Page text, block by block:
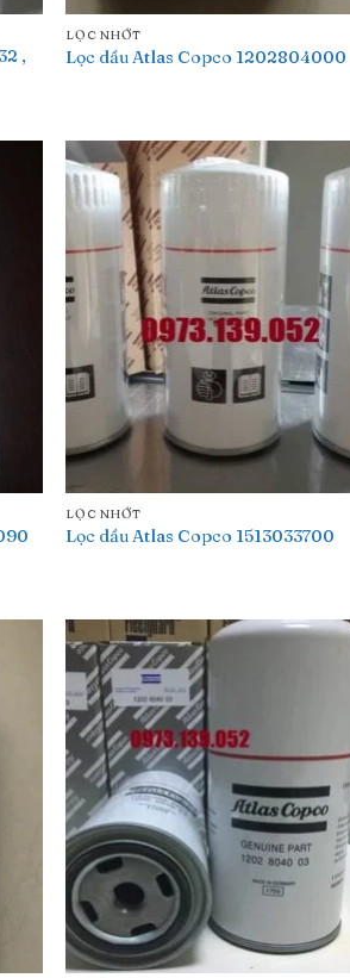
,
LỌC NHỚT
Lọc dầu Atlas Copco 1202804000
LỌC NHỚT
Lọc dầu Atlas Copco 1513033700